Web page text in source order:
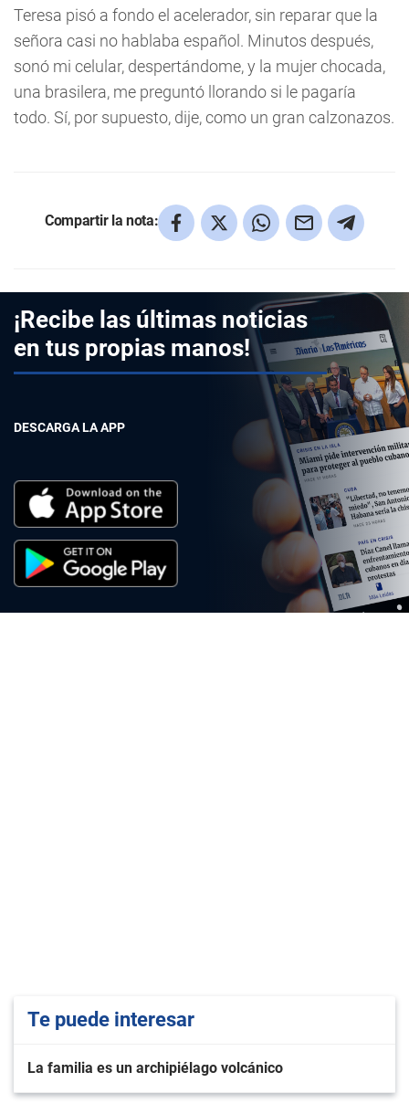
Teresa pisó a fondo el acelerador, sin reparar que la
señora casi no hablaba español. Minutos después,
sonó mi celular, despertándome, y la mujer chocada,
una brasilera, me preguntó llorando si le pagaría
todo. Sí, por supuesto, dije, como un gran calzonazos.
Compartir la nota:
¡Recibe las últimas noticias
en tus propias manos!
DESCARGA LA APP
Te puede interesar
La familia es un archipiélago volcánico